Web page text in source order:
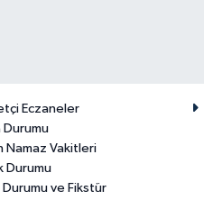
Eczaneler
Durumu
Namaz Vakitleri
Durumu
Durumu ve Fikstür